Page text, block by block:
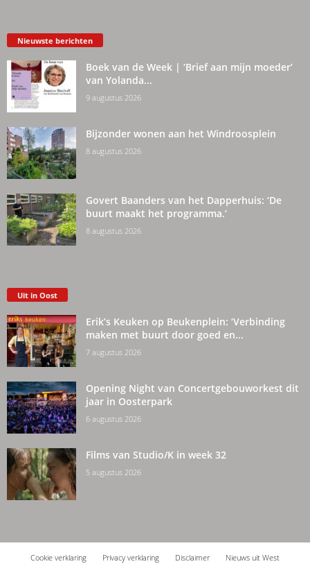
Nieuwste berichten
Boek van de Week | ‘Brief aan mijn moeder’
van Yolanda...
9 augustus 2026
Bijzonder wonen aan het Windroosplein
8 augustus 2026
Govert Baanders van het Dapperhuis: ‘De
buurt maakt het programma.’
8 augustus 2026
Uit in Oost
Erik’s Keuken op Beukenplein: ‘Verbinding
maken met buurt door goed en...
7 augustus 2026
Opening Night van Concertgebouworkest dit
jaar in Oosterpark
6 augustus 2026
Films van Studio/K in week 32
5 augustus 2026
Cookie verklaring Privacy verklaring Disclaimer
Nieuws uit West